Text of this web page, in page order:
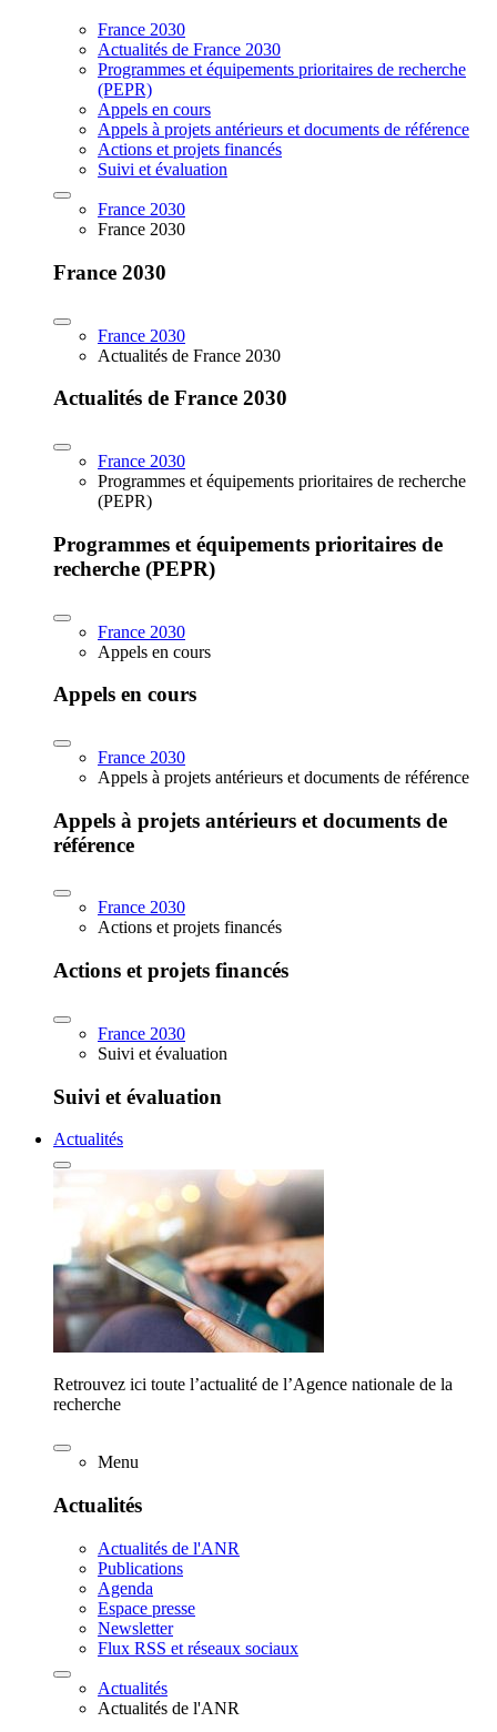
France 2030
Actualités de France 2030
Programmes et équipements prioritaires de recherche
(PEPR)
Appels en cours
Appels à projets antérieurs et documents de référence
Actions et projets financés
Suivi et évaluation
France 2030
France 2030
France 2030
France 2030
Actualités de France 2030
Actualités de France 2030
France 2030
Programmes et équipements prioritaires de recherche
(PEPR)
Programmes et équipements prioritaires de
recherche (PEPR)
France 2030
Appels en cours
Appels en cours
France 2030
Appels à projets antérieurs et documents de référence
Appels à projets antérieurs et documents de
référence
France 2030
Actions et projets financés
Actions et projets financés
France 2030
Suivi et évaluation
Suivi et évaluation
Actualités
Retrouvez ici toute l’actualité de l’Agence nationale de la
recherche
Menu
Actualités
Actualités de l'ANR
Publications
Agenda
Espace presse
Newsletter
Flux RSS et réseaux sociaux
Actualités
Actualités de l'ANR